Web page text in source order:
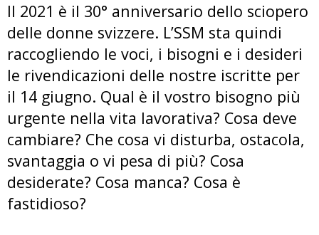
Il 2021 è il 30° anniversario dello sciopero
delle donne svizzere. L’SSM sta quindi
raccogliendo le voci, i bisogni e i desideri
le rivendicazioni delle nostre iscritte per
il 14 giugno. Qual è il vostro bisogno più
urgente nella vita lavorativa? Cosa deve
cambiare? Che cosa vi disturba, ostacola,
svantaggia o vi pesa di più? Cosa
desiderate? Cosa manca? Cosa è
fastidioso?